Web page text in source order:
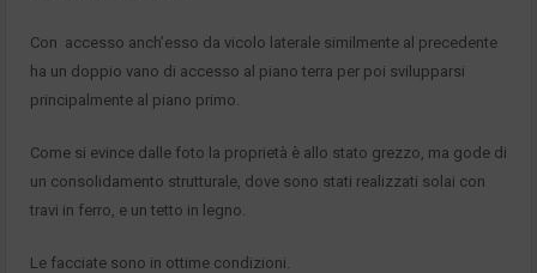
Con accesso anch’esso da vicolo laterale similmente al precedente
ha un doppio vano di accesso al piano terra per poi svilupparsi
principalmente al piano primo.
Come si evince dalle foto la proprietà è allo stato grezzo, ma gode di
un consolidamento strutturale, dove sono stati realizzati solai con
travi in ferro, e un tetto in legno.
Le facciate sono in ottime condizioni.